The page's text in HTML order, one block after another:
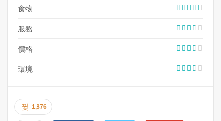
***本文內容及圖片，35easy生活饗樂版權所有。未經許
食物
服務
價格
環境
1,876